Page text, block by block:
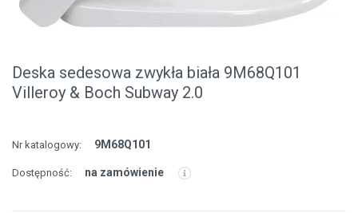
Deska sedesowa zwykła biała 9M68Q101
Villeroy & Boch Subway 2.0
Nr katalogowy: 9M68Q101
Dostępność: na zamówienie